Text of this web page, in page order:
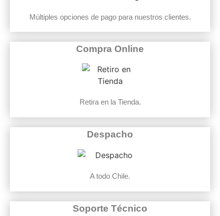
Múltiples opciones de pago para nuestros clientes.
Compra Online
Retira en la Tienda.
Despacho
A todo Chile.
Soporte Técnico